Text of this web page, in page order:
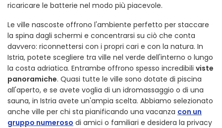
ricaricare le batterie nel modo più piacevole.
Le ville nascoste offrono l'ambiente perfetto per staccare
la spina dagli schermi e concentrarsi su ciò che conta
davvero: riconnettersi con i propri cari e con la natura. In
Istria, potete scegliere tra ville nel verde dell'interno o lungo
la costa adriatica. Entrambe offrono spesso incredibili viste
panoramiche. Quasi tutte le ville sono dotate di piscina
all'aperto, e se avete voglia di un idromassaggio o di una
sauna, in Istria avete un'ampia scelta. Abbiamo selezionato
anche ville per chi sta pianificando una vacanza con un
gruppo numeroso di amici o familiari e desidera la privacy